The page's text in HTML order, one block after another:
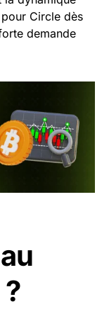
Circle dès
demande